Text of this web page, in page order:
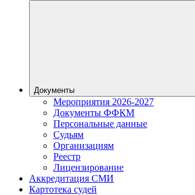
Документы
Мероприятия 2026-2027
Документы ФФКМ
Персональные данные
Судьям
Организациям
Реестр
Лицензирование
Аккредитация СМИ
Картотека судей